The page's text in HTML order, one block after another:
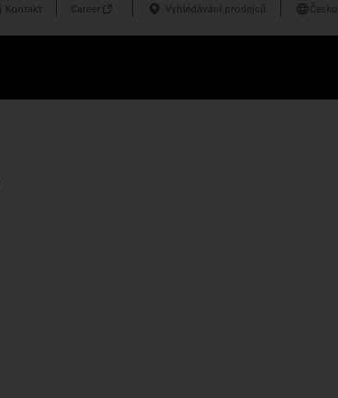
Kontakt Career Vyhledávání prodejců Česko